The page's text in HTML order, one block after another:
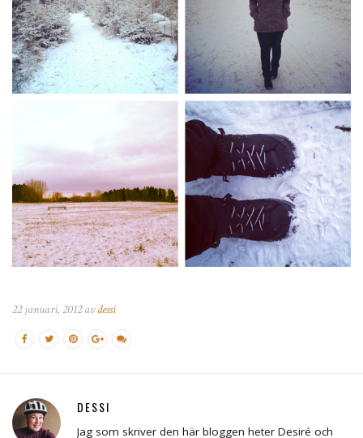
22 januari, 2012 avdessi
DESSI
Jag som skriver den här bloggen heter Desiré och